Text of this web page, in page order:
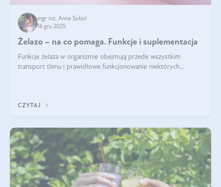
mgr inż. Anna Sobol
16 gru 2025
Żelazo – na co pomaga. Funkcje i suplementacja
Funkcje żelaza w organizmie obejmują przede wszystkim
transport tlenu i prawidłowe funkcjonowanie niektórych
CZYTAJ